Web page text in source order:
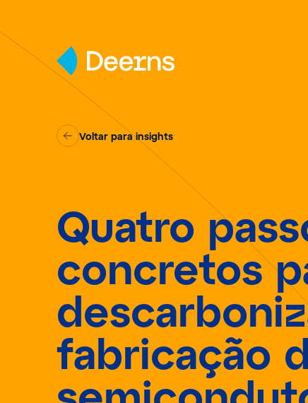
Voltar para insights
Quatro
concretos
fabricação